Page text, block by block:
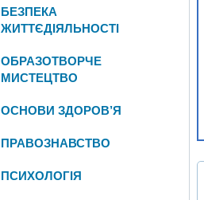
БЕЗПЕКА
ЖИТТЄДІЯЛЬНОСТІ
ОБРАЗОТВОРЧЕ
МИСТЕЦТВО
ОСНОВИ ЗДОРОВ’Я
ПРАВОЗНАВСТВО
ПСИХОЛОГІЯ